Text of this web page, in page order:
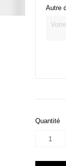
Autre
Quantité